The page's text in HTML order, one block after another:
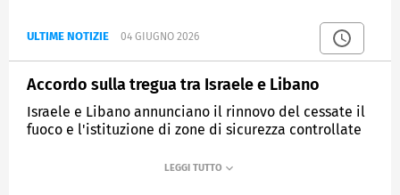
ULTIME NOTIZIE 04 GIUGNO 2026
Accordo sulla tregua tra Israele e Libano
Israele e Libano annunciano il rinnovo del cessate il
fuoco e l'istituzione di zone di sicurezza controllate